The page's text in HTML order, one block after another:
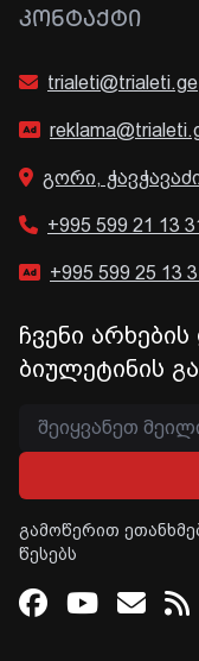
ᲙᲝᲜᲢᲐᲥᲢᲘ
trialeti@trialeti.ge
გორი,
+995 599 21 13
+995 599 25 13
ჩვენი
ბიულეტინის
გამოწერით
წესებს
Facebook
Youtube
Email